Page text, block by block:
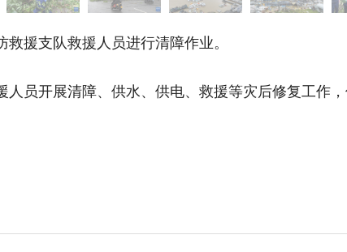
援支队救援人员进行清障作业。
员开展清障、供水、供电、救援等灾后修复工作